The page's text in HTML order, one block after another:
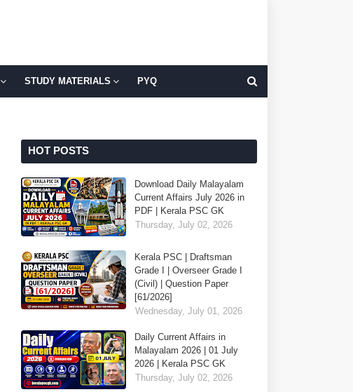
STUDY MATERIALS PYQ
HOT POSTS
Download Daily Malayalam
Current Affairs July 2026 in
PDF | Kerala PSC GK
Thursday, July 02, 2026
Kerala PSC | Draftsman
Grade I | Overseer Grade I
(Civil) | Question Paper
[61/2026]
Wednesday, July 01, 2026
Daily Current Affairs in
Malayalam 2026 | 01 July
2026 | Kerala PSC GK
Thursday, July 02, 2026